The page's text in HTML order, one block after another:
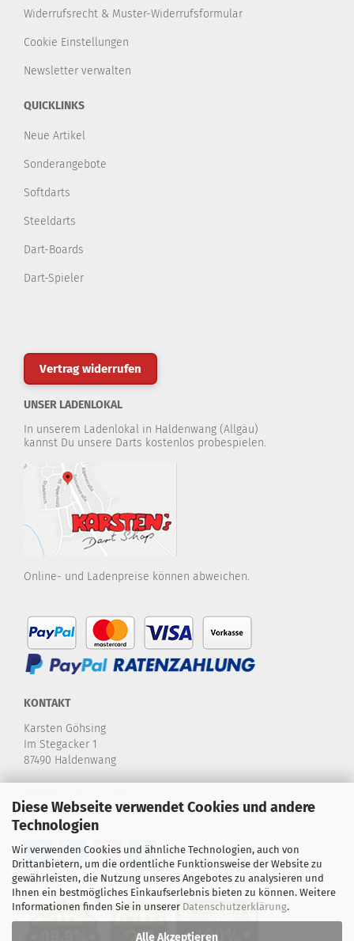
Diese Webseite verwendet Cookies und andere
Technologien
Wir verwenden Cookies und ähnliche Technologien, auch von
Drittanbietern, um die ordentliche Funktionsweise der Website zu
gewährleisten, die Nutzung unseres Angebotes zu analysieren und
Ihnen ein bestmögliches Einkaufserlebnis bieten zu können. Weitere
Informationen finden Sie in unserer Datenschutzerklärung.
Alle Akzeptieren
Widerrufsrecht & Muster-Widerrufsformular
Cookie Einstellungen
Newsletter verwalten
QUICKLINKS
Neue Artikel
Sonderangebote
Softdarts
Steeldarts
Dart-Boards
Dart-Spieler
Vertrag widerrufen
UNSER LADENLOKAL
In unserem Ladenlokal in Haldenwang (Allgäu)
kannst Du unsere Darts kostenlos probespielen.
Online- und Ladenpreise können abweichen.
KONTAKT
Karsten Göhsing
Im Stegacker 1
87490 Haldenwang
E-Mail:info@karstensdartshop.de